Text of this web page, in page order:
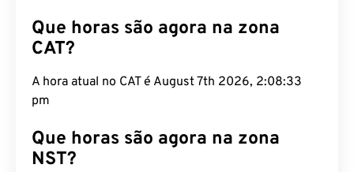
Que horas são agora na zona
CAT?
A hora atual no CAT é August 7th 2026, 2:08:34
pm
Que horas são agora na zona
NST?